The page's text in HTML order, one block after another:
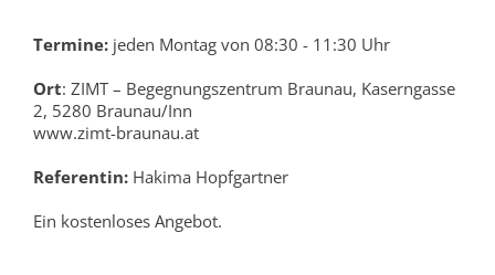
Termine: jeden Montag von 08:30 - 11:30 Uhr
Ort: ZIMT – Begegnungszentrum Braunau, Kaserngasse
2, 5280 Braunau/Inn
www.zimt-braunau.at
Referentin: Hakima Hopfgartner
Ein kostenloses Angebot.